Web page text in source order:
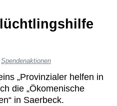
Spendenaktionen
„Provinzialer helfen in
die „Ökomenische
in Saerbeck.